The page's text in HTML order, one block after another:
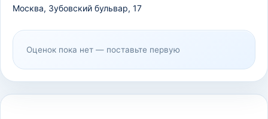
Москва, Зубовский бульвар, 17
Оценок пока нет — поставьте первую